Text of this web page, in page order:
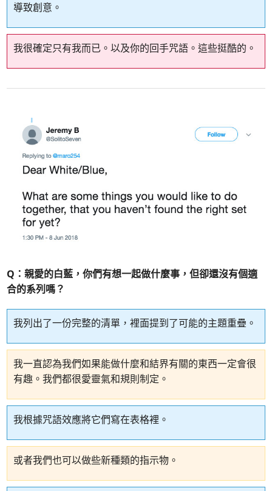
導致創意。
我很確定只有我而已。以及你的回手咒語。這些挺酷的。
Q：親愛的白藍，你們有想一起做什麼事，但卻還沒有個適
合的系列嗎？
我列出了一份完整的清單，裡面提到了可能的主題重疊。
我一直認為我們如果能做什麼和結界有關的東西一定會很
有趣。我們都很愛靈氣和規則制定。
我根據咒語效應將它們寫在表格裡。
或者我們也可以做些新種類的指示物。